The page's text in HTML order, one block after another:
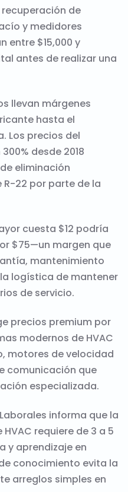
de
y medidores
entre $15,000 y
antes de realizar una
llevan márgenes
hasta el
Los precios del
desde 2018
eliminación
22 por parte de la
cuesta $12 podría
$75—un margen que
mantenimiento
logística de mantener
de servicio.
precios premium por
modernos de HVAC
motores de velocidad
comunicación que
especializada.
informa que la
requiere de 3 a 5
y aprendizaje en
conocimiento evita la
arreglos simples en